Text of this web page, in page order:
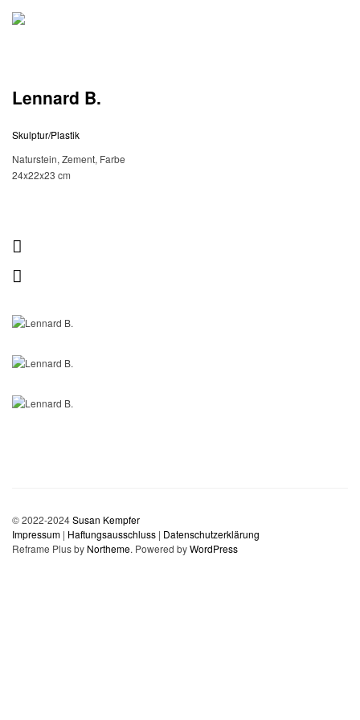
Lennard B.
Skulptur/Plastik
Naturstein, Zement, Farbe
24x22x23 cm
© 2022-2024Susan Kempfer
Impressum | Haftungsausschluss | Datenschutzerklärung
Reframe Plus by Northeme. Powered byWordPress